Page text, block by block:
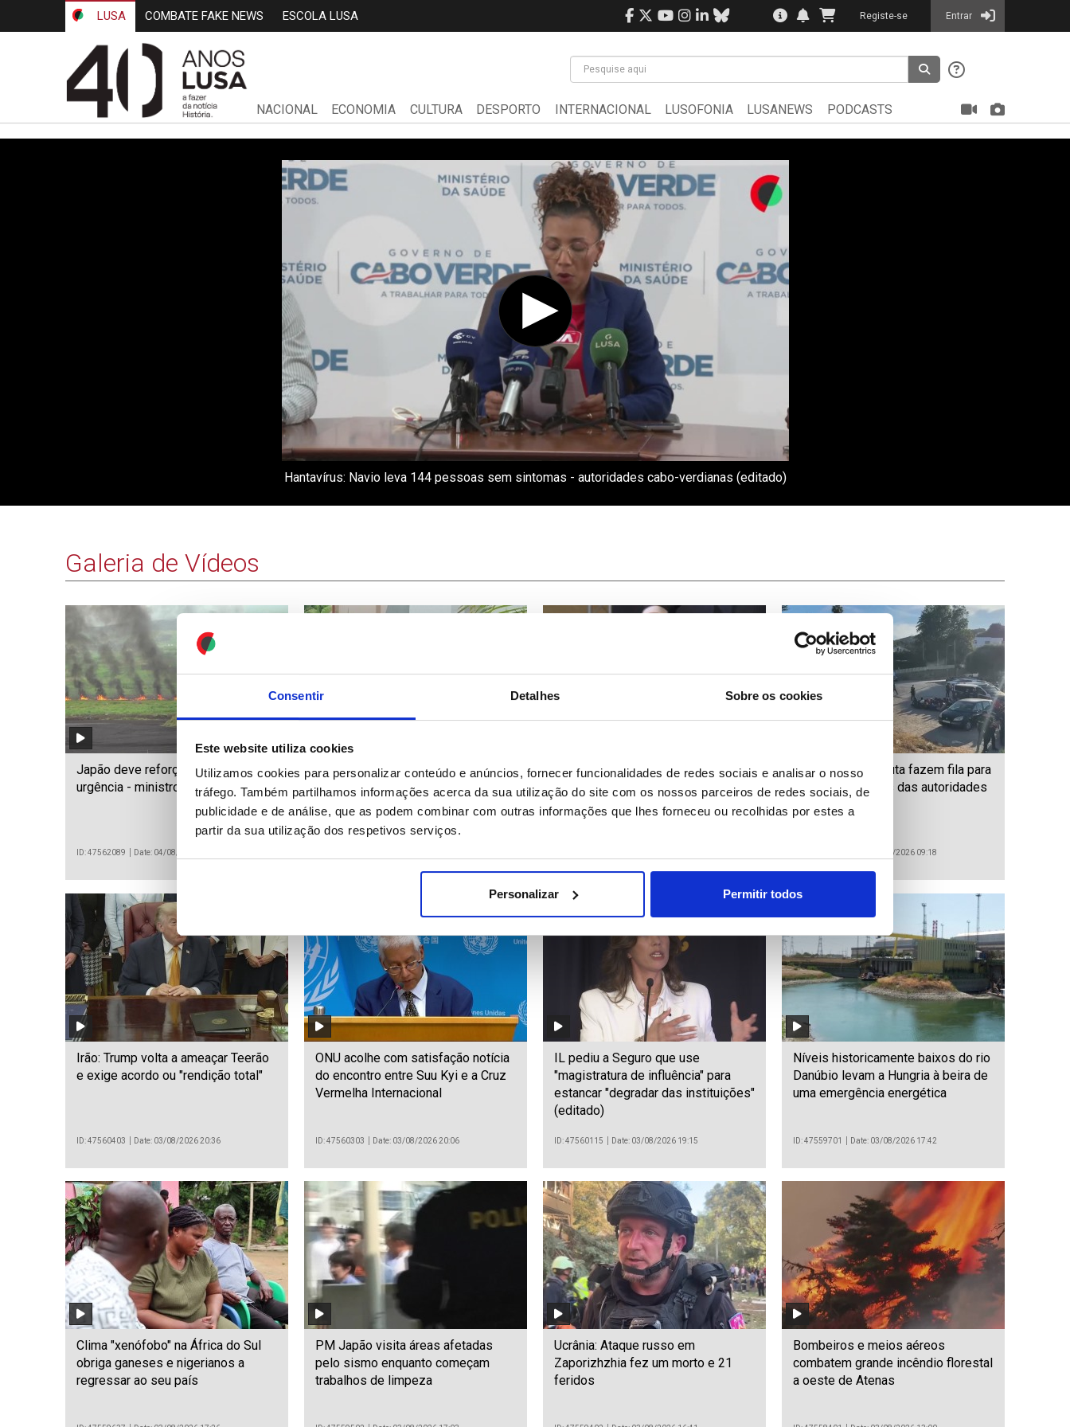
Consentir Detalhes Sobre os cookies
Este website utiliza cookies
Utilizamos cookies para personalizar conteúdo e anúncios, fornecer funcionalidades de redes sociais e analisar o nosso
tráfego. Também partilhamos informações acerca da sua utilização do site com os nossos parceiros de redes sociais, de
publicidade e de análise, que as podem combinar com outras informações que lhes forneceu ou recolhidas por estes a
partir da sua utilização dos respetivos serviços.
Personalizar Permitir todos
LUSA COMBATE FAKE NEWS ESCOLA LUSA Registe-se Entrar
NACIONAL ECONOMIA CULTURA DESPORTO INTERNACIONAL LUSOFONIA LUSANEWS PODCASTS
Hantavírus: Navio leva 144 pessoas sem sintomas - autoridades cabo-verdianas (editado)
Galeria de Vídeos
Japão deve reforçar exército com
urgência - ministro da defesa
ID: 47562089 Date: 04/08/2026 10:50
Juíz autoriza libertação do ex-
presidente hondurenho Juan
Orlando Hernández enquanto
decorre julgamento por corrupção
Tribunal eleitoral brasileiro
demonstra máquina de voto
eletrónico antes das eleições
presidenciais
Migrantes em Ceuta fazem fila para
receber alimentos das autoridades
Date: 04/08/2026 09:18
Irão: Trump volta a ameaçar Teerão
e exige acordo ou "rendição total"
ID: 47560403 Date: 03/08/2026 20:36
ONU acolhe com satisfação notícia
do encontro entre Suu Kyi e a Cruz
Vermelha Internacional
ID: 47560303 Date: 03/08/2026 20:06
IL pediu a Seguro que use
"magistratura de influência" para
estancar "degradar das instituições"
(editado)
ID: 47560115 Date: 03/08/2026 19:15
Níveis historicamente baixos do rio
Danúbio levam a Hungria à beira de
uma emergência energética
ID: 47559701 Date: 03/08/2026 17:42
Clima "xenófobo" na África do Sul
obriga ganeses e nigerianos a
regressar ao seu país
PM Japão visita áreas afetadas
pelo sismo enquanto começam
trabalhos de limpeza
Ucrânia: Ataque russo em
Zaporizhzhia fez um morto e 21
feridos
Bombeiros e meios aéreos
combatem grande incêndio florestal
a oeste de Atenas